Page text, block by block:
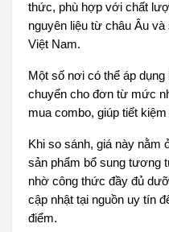
thức, phù hợp với chất
nguyên liệu từ châu Âu
Việt Nam.
Một số nơi có thể áp
chuyển cho đơn từ mức
mua combo, giúp tiết
Khi so sánh, giá này
sản phẩm bổ sung tương
nhờ công thức đầy đủ
cập nhật tại nguồn uy tín
điểm.